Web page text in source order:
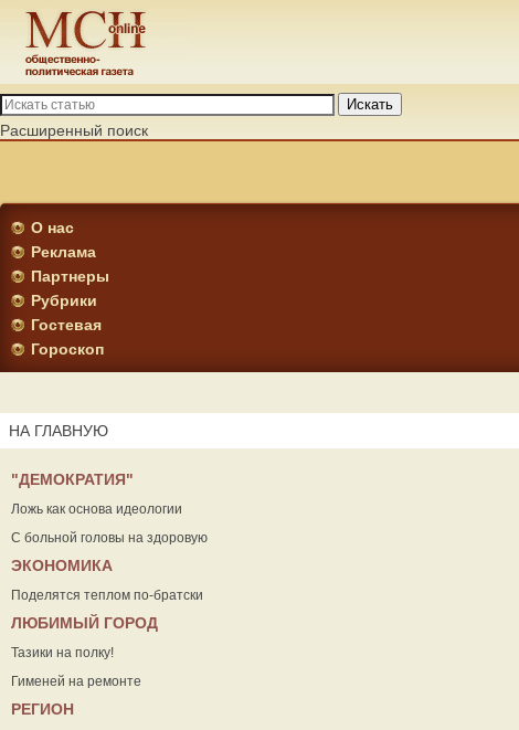
Искать
Расширенный поиск
О нас
Реклама
Партнеры
Рубрики
Гостевая
Гороскоп
НА ГЛАВНУЮ
"ДЕМОКРАТИЯ"
Ложь как основа идеологии
С больной головы на здоровую
ЭКОНОМИКА
Поделятся теплом по-братски
ЛЮБИМЫЙ ГОРОД
Тазики на полку!
Гименей на ремонте
РЕГИОН